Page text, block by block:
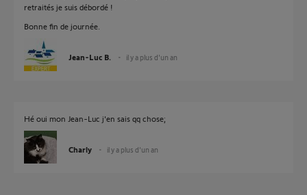
retraités je suis débordé !
Bonne fin de journée.
Jean-Luc B. il y a plus d'un an
Hé oui mon Jean-Luc j'en sais qq chose;
Charly il y a plus d'un an